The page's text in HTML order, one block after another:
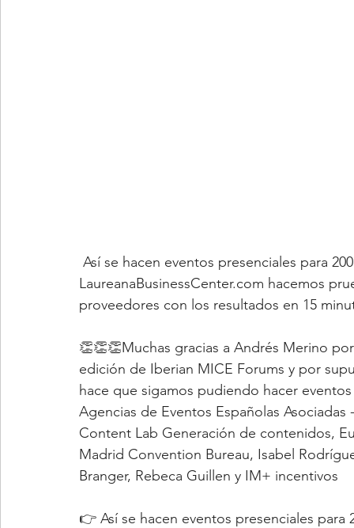
LaureanaBusinessCenter.com hacemos
proveedores con los resultados en 15
👏👏👏Muchas gracias a Andrés Merino
edición de Iberian MICE Forums y por
hace que sigamos pudiendo hacer
Agencias de Eventos Españolas
Content Lab Generación de contenidos,
Madrid Convention Bureau, Isabel
Branger, Rebeca Guillen y IM+ incentivos
👉 Así se hacen eventos presenciales